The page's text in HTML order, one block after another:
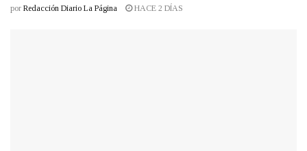
por Redacción Diario La Página HACE 2 DÍAS